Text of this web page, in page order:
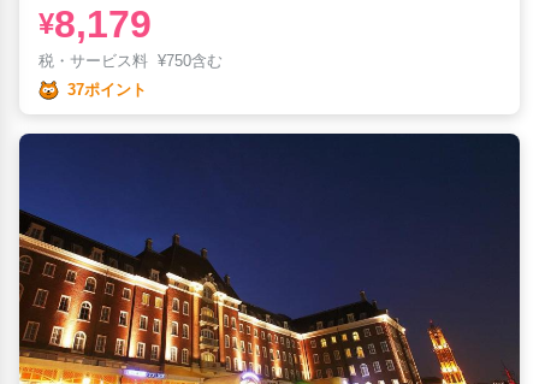
¥8,179
税・サービス料 ¥750含む
37ポイント